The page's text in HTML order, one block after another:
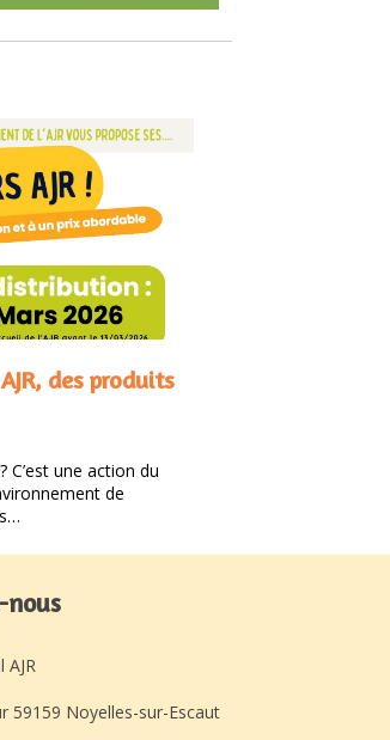
des produits
C’est une action du
de
nous
AJR
59159 Noyelles-sur-Escaut